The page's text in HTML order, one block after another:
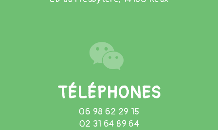
TÉLÉPHONES
06 98 62 29 15
02 31 64 89 64